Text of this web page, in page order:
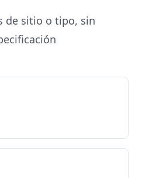
de sitio o tipo, sin